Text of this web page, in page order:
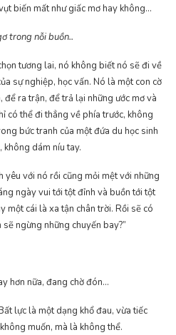
biến mất như giấc mơ hay không…
trong nỗi buồn..
tương lai, nó không biết nó sẽ đi về
sự nghiệp, học vấn. Nó là một con cờ
ra trận, để trả lại những ước mơ và
có thể đi thẳng về phía trước, không
bức tranh của một đứa du học sinh
không dám níu tay.
yêu với nó rồi cũng mỏi mệt với những
ngày vui tới tột đỉnh và buồn tới tột
một cái là xa tận chân trời. Rồi sẽ có
ngừng những chuyến bay?”
hơn nữa, đang chờ đón…
lực là một dạng khổ đau, vừa tiếc
muốn, mà là không thể.